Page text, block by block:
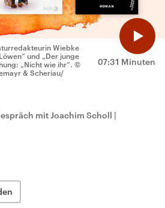
07:31 Minuten
Wiebke
und „Der junge
„Nicht wie ihr“. ©
& Scheriau/
mit Joachim Scholl |